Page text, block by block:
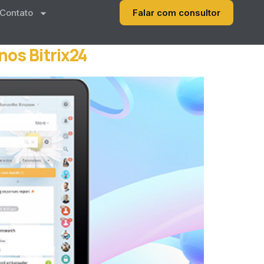
Contato Falar com consultor
Bitrix24